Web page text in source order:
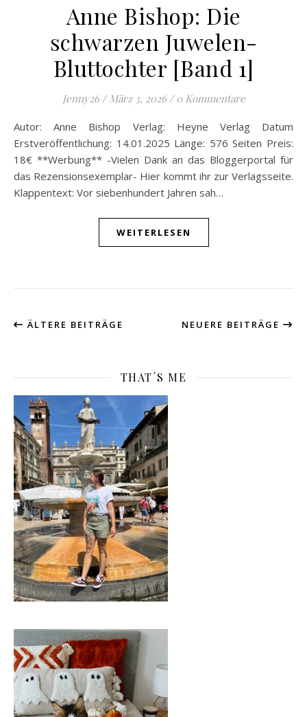
Anne Bishop: Die
schwarzen Juwelen-
Bluttochter [Band 1]
Jenny26 / März 3, 2026 / 0 Kommentare
Autor: Anne Bishop Verlag: Heyne Verlag Datum
Erstveröffentlichung: 14.01.2025 Länge: 576 Seiten Preis:
18€ **Werbung** -Vielen Dank an das Bloggerportal für
das Rezensionsexemplar- Hier kommt ihr zur Verlagsseite.
Klappentext: Vor siebenhundert Jahren sah…
WEITERLESEN
ÄLTERE BEITRÄGE NEUERE BEITRÄGE
THAT´S ME